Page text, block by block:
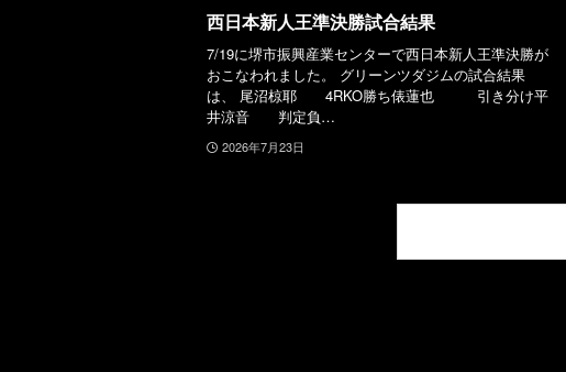
西日本新人王準決勝試合結果
7/19に堺市振興産業センターで西日本新人王準決勝が
おこなわれました。 グリーンツダジムの試合結果
は、 尾沼椋耶 4RKO勝ち俵蓮也 引き分け平
井涼音 判定負…
2026年7月23日